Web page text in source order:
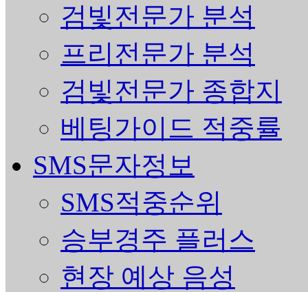
검빛전문가 분석
프리전문가 분석
검빛전문가 종합지
베팅가이드 적중률
SMS문자정보
SMS적중순위
승부경주 플러스
현장 예상 음성